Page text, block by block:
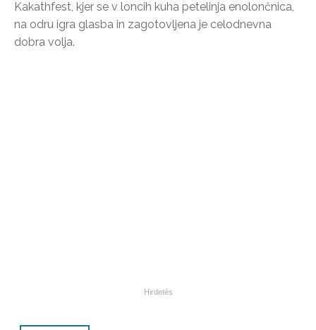
Kakathfest, kjer se v loncih kuha petelinja enolončnica,
na odru igra glasba in zagotovljena je celodnevna
dobra volja.